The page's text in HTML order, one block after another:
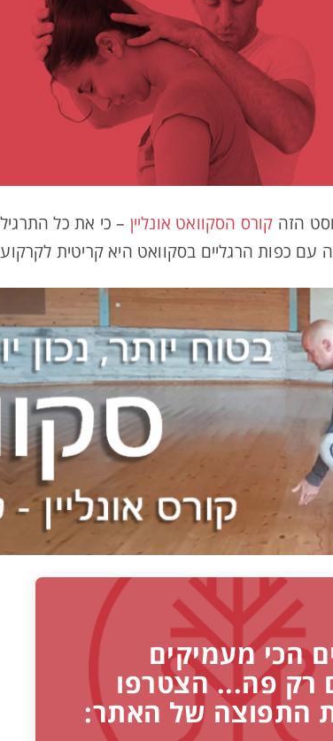
הזה קורס הסקוואט אונליין – כי את כל
עם כפות הרגליים בסקוואט היא קריטית
הכי מעמיקים
רק פה... הצטרפו
התפוצה של האתר: